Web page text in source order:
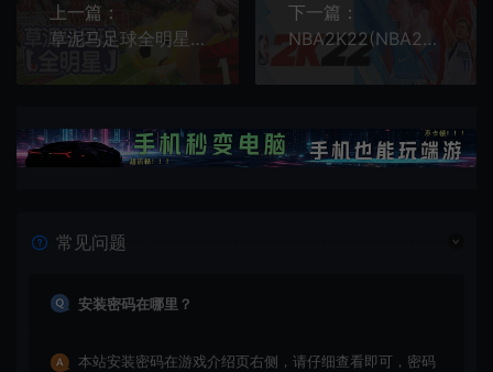
上一篇：
草泥马足球全明星(Alpaca Ball Allstars)卡通足球体育竞技游戏|下载
下一篇：
NBA2K22(NBA2K22)简中|PC|SPG|修改器|篮球体育运动游戏
常见问题
安装密码在哪里？
本站安装密码在游戏介绍页右侧，请仔细查看即可，密码